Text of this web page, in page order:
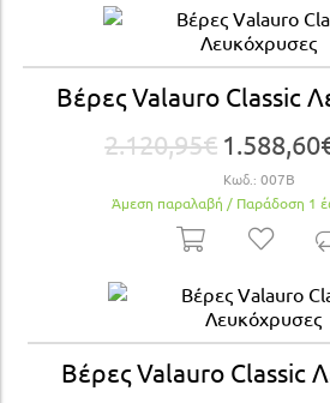
Βέρες Valauro Classic
2.120,95€
Κωδ.: 007Β
Άμεση παραλαβή / Παράδoση 1
Βέρες Valauro Classic